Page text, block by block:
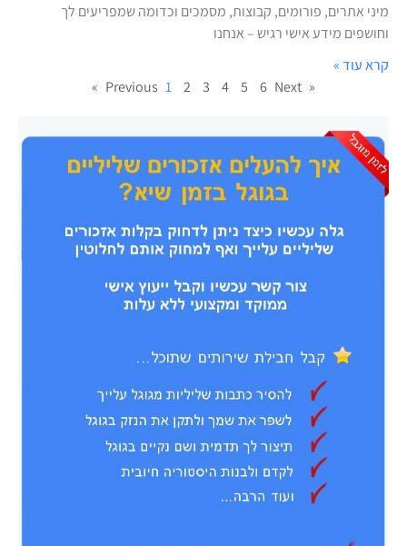
מיני אתרים, פורומים, קבוצות, מסמכים וכדומה שמפריעים לך
וחושפים מידע אישי רגיש – אנחנו
קרא עוד »
« Previous
1 2 3 4 5 6 Next »